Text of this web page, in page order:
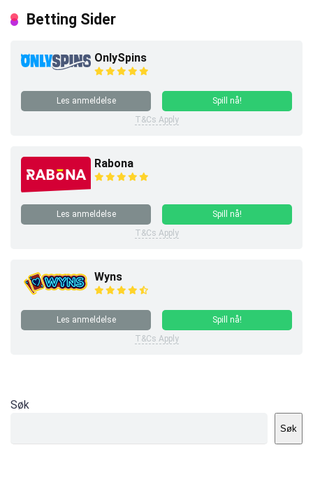
Betting Sider
OnlySpins
Les anmeldelse
Spill nå!
T&Cs Apply
Rabona
Les anmeldelse
Spill nå!
T&Cs Apply
Wyns
Les anmeldelse
Spill nå!
T&Cs Apply
Søk
Søk